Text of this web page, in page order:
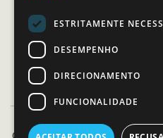
PAGAMENTOS
ESTRITAMENTE
DESEMPENHO
DIRECIONAMENTO
FUNCIONALIDADE